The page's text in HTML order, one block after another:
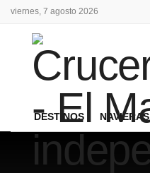
viernes, 7 agosto 2026
DESTINOS NAVIERAS